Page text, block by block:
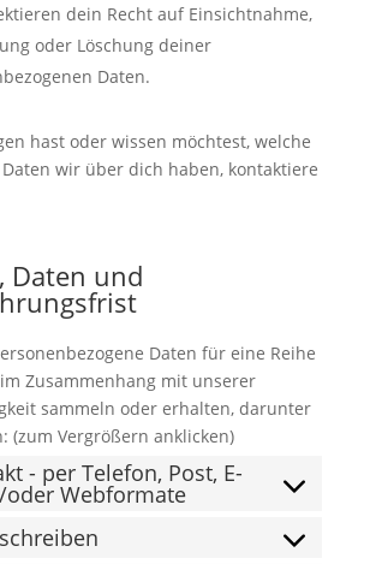
dein Recht auf Einsichtnahme,
oder Löschung deiner
Daten.
hast oder wissen möchtest, welche
wir über dich haben, kontaktiere
Daten und
Daten für eine Reihe
Zusammenhang mit unserer
sammeln oder erhalten, darunter
(zum Vergrößern anklicken)
- per Telefon, Post, E-
Webformate